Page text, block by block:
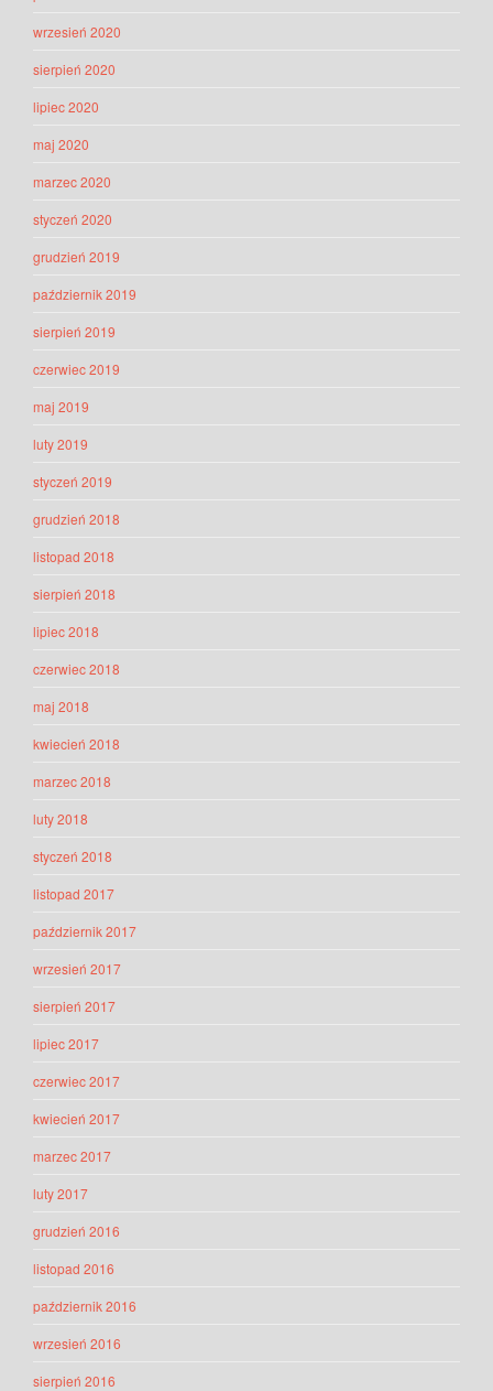
wrzesień 2020
sierpień 2020
lipiec 2020
maj 2020
marzec 2020
styczeń 2020
grudzień 2019
październik 2019
sierpień 2019
czerwiec 2019
maj 2019
luty 2019
styczeń 2019
grudzień 2018
listopad 2018
sierpień 2018
lipiec 2018
czerwiec 2018
maj 2018
kwiecień 2018
marzec 2018
luty 2018
styczeń 2018
listopad 2017
październik 2017
wrzesień 2017
sierpień 2017
lipiec 2017
czerwiec 2017
kwiecień 2017
marzec 2017
luty 2017
grudzień 2016
listopad 2016
październik 2016
wrzesień 2016
sierpień 2016